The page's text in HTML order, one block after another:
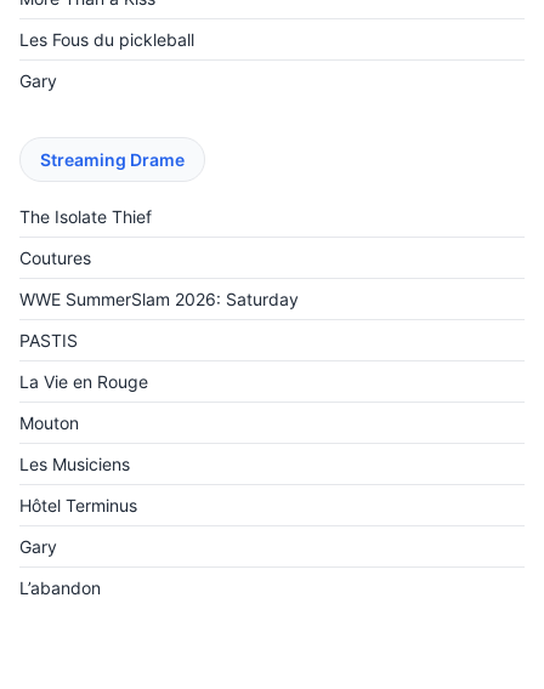
Les Fous du pickleball
Gary
Streaming Drame
The Isolate Thief
Coutures
WWE SummerSlam 2026: Saturday
PASTIS
La Vie en Rouge
Mouton
Les Musiciens
Hôtel Terminus
Gary
L’abandon